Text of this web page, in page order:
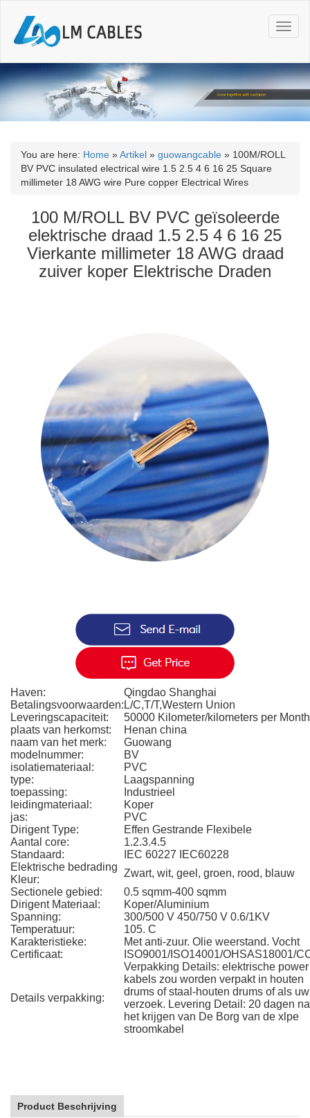
T
o
g
l
n
a
You are here: Home »Artikel » guowangcable » 100M/ROLL
BV PVC insulated electrical wire 1.5 2.5 4 6 16 25 Square
millimeter 18 AWG wire Pure copper Electrical Wires
100 M/ROLL BV PVC geïsoleerde
elektrische draad 1.5 2.5 4 6 16 25
Vierkante millimeter 18 AWG draad
zuiver koper Elektrische Draden
Haven:
Qingdao Shanghai
Betalingsvoorwaarden: L/C,T/T,Western Union
Leveringscapaciteit:
50000 Kilometer/kilometers per Month
plaats van herkomst:
Henan china
naam van het merk:
Guowang
modelnummer:
BV
isolatiemateriaal:
PVC
type:
Laagspanning
toepassing:
Industrieel
leidingmateriaal:
Koper
jas:
PVC
Dirigent Type:
Effen Gestrande Flexibele
Aantal core:
1.2.3.4.5
Standaard:
IEC 60227 IEC60228
Elektrische bedrading
Kleur:
Zwart, wit, geel, groen, rood, blauw
Sectionele gebied:
0.5 sqmm-400 sqmm
Dirigent Materiaal:
Koper/Aluminium
Spanning:
300/500 V 450/750 V 0.6/1KV
Temperatuur:
105. C
Karakteristieke:
Met anti-zuur. Olie weerstand. Vocht
Certificaat:
ISO9001/ISO14001/OHSAS18001/
Details verpakking:
Verpakking Details: elektrische power
kabels zou worden verpakt in houten
drums of staal-houten drums of als uw
verzoek. Levering Detail: 20 dagen na
het krijgen van De Borg van de xlpe
stroomkabel
Product Beschrijving